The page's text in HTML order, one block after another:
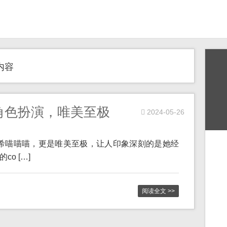
容
扮演，唯美至极 2024-05-26
喵喵喵，更是唯美至极，让人印象深刻的是她经
co […]
阅读全文 >>